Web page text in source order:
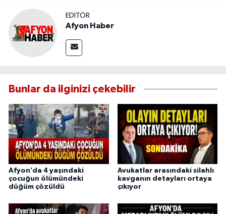
EDITÖR
Afyon Haber
Bunlar da ilginizi çekebilir
Afyon’da 4 yaşındaki
çocuğun ölümündeki
düğüm çözüldü
Avukatlar arasındaki silahlı
kavganın detayları ortaya
çıkıyor